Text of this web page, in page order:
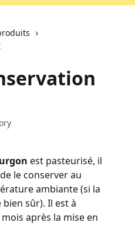
est pasteurisé, il
le conserver au
ambiante (si la
sûr). Il est à
après la mise en